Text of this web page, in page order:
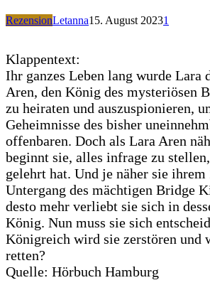
RezensionLetanna15. August 20231
Klappentext:
Ihr ganzes Leben lang wurde Lara
Aren, den König des mysteriösen
zu heiraten und auszuspionieren,
Geheimnisse des bisher
offenbaren. Doch als Lara Aren
beginnt sie, alles infrage zu
gelehrt hat. Und je näher sie ihrem
Untergang des mächtigen Bridge
desto mehr verliebt sie sich in
König. Nun muss sie sich
Königreich wird sie zerstören und
retten?
Quelle: Hörbuch Hamburg